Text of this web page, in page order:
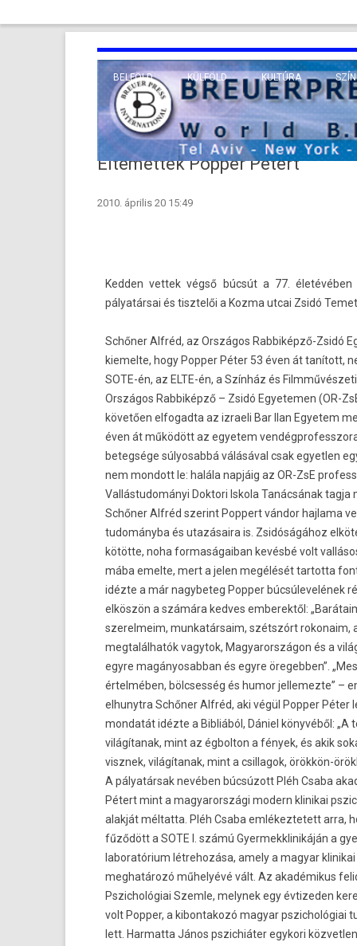
BELFÖLD KÜLFÖLD
EURÓPA
KÖZEL-KELET
TENGERENTÚL
KULTÚRA
VALLÁS
Eltemették Popper Pétert
2010. április 20 15:49
Kedd­en vet­tek végső búcsút a 77.
pályatársai és tisztelői a Kozma utcai Zsidó
Schőner Alfréd, az Országos Rabbiképző-Zsidó
kiemel­te, hogy Popp­er Péter 53 éven át tanított,
SOTE-én, az ELTE-én, a Színház és
Országos Rab­biképző – Zsidó Egyetem­en (OR-
követően el­fogad­ta az iz­raeli Bar Ilan Egyetem
éven át működött az egyetem
bet­eg­sége súlyosabbá válásával csak egyetl­en
nem mon­dott le: halála napjáig az OR-ZsE
Val­lástudományi Dok­tori Is­kola Tanácsának tagja
Schőner Alfréd szerint Pop­pert vándor haj­lama
tudományba és utazásaira is. Zsidóságához
kötötte, noha for­maságaiban kevésbé volt
mába em­el­te, mert a jelen megélését tar­totta
idézte a már nagybeteg Popp­er búcsúlevelének
elköszön a számára ked­ves em­berek­től:
szerel­meim, mun­katár­saim, szétszórt rokonaim,
meg­talál­hatók vagytok, Magyarországon és a
egyre magányosab­ban és egyre öre­gebb­en”.
értelmében, bölcses­ség és humor jel­lemez­te” –
el­hunyt­ra Schőner Alfréd, aki végül Popp­er Péter
mon­datát idézte a Bibliából, Dániel könyvéből: „A
világítanak, mint az égbol­ton a fények, és akik
visznek, világítanak, mint a csil­lagok, örökkön-
A pályatársak nevében búcsúzott Pléh Csaba
Pétert mint a magyarországi modern klinikai
alakját mél­tatta. Pléh Csaba em­lékez­tetett arra,
fűződött a SOTE I. számú Gyer­mekklinikáján a
laboratórium lét­rehozása, amely a magyar
meg­határozó műhelyévé vált. Az akadémikus
Pszic­hológiai Szem­le, melynek egy évtized­en
volt Popp­er, a kibon­takozó magyar pszic­hológiai
lett. Har­matta János pszic­hiát­er egykori